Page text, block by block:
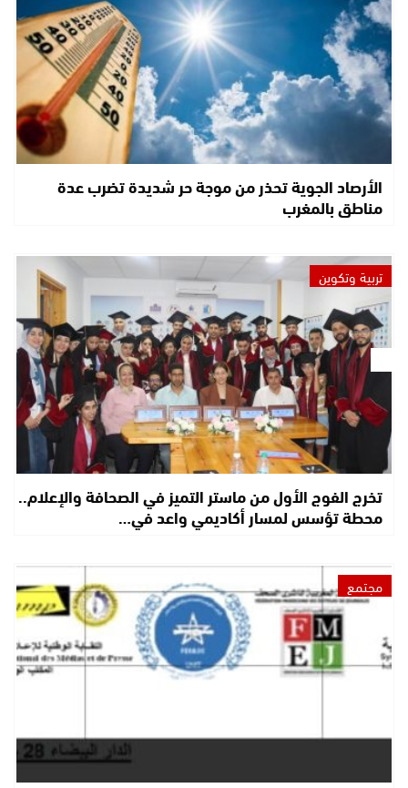
الأرصاد الجوية تحذر من موجة حر شديدة تضرب عدة
مناطق بالمغرب
تربية وتكوين
تخرج الفوج الأول من ماستر التميز في الصحافة والإعلام..
محطة تؤسس لمسار أكاديمي واعد في…
مجتمع